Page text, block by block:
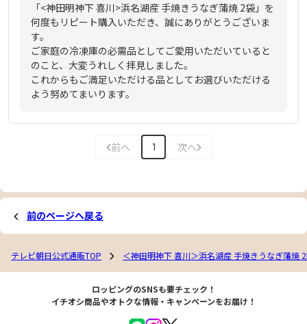
「<神田明神下 喜川>浜名湖産 手焼きうなぎ蒲焼 2袋」を
何度もリピート購入いただき、誠にありがとうございま
す。
ご家庭の冷凍庫の必需品としてご愛用いただいていると
のこと、大変うれしく拝見しました。
これからもご満足いただける品としてお選びいただける
よう努めてまいります。
前へ 1 次へ
前のページへ戻る
テレビ朝日公式通販TOP ＜神田明神下 喜川＞浜名湖産 手焼きうなぎ蒲焼
ロッピングのSNSも要チェック！
イチオシ商品やオトクな情報・キャンペーンをお届け！